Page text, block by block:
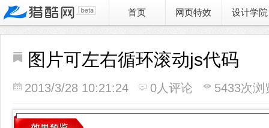
首页 网页特效 设计学院
图片可左右循环滚动js代码
2013/3/28 10:21:24 0人评论 5433次浏